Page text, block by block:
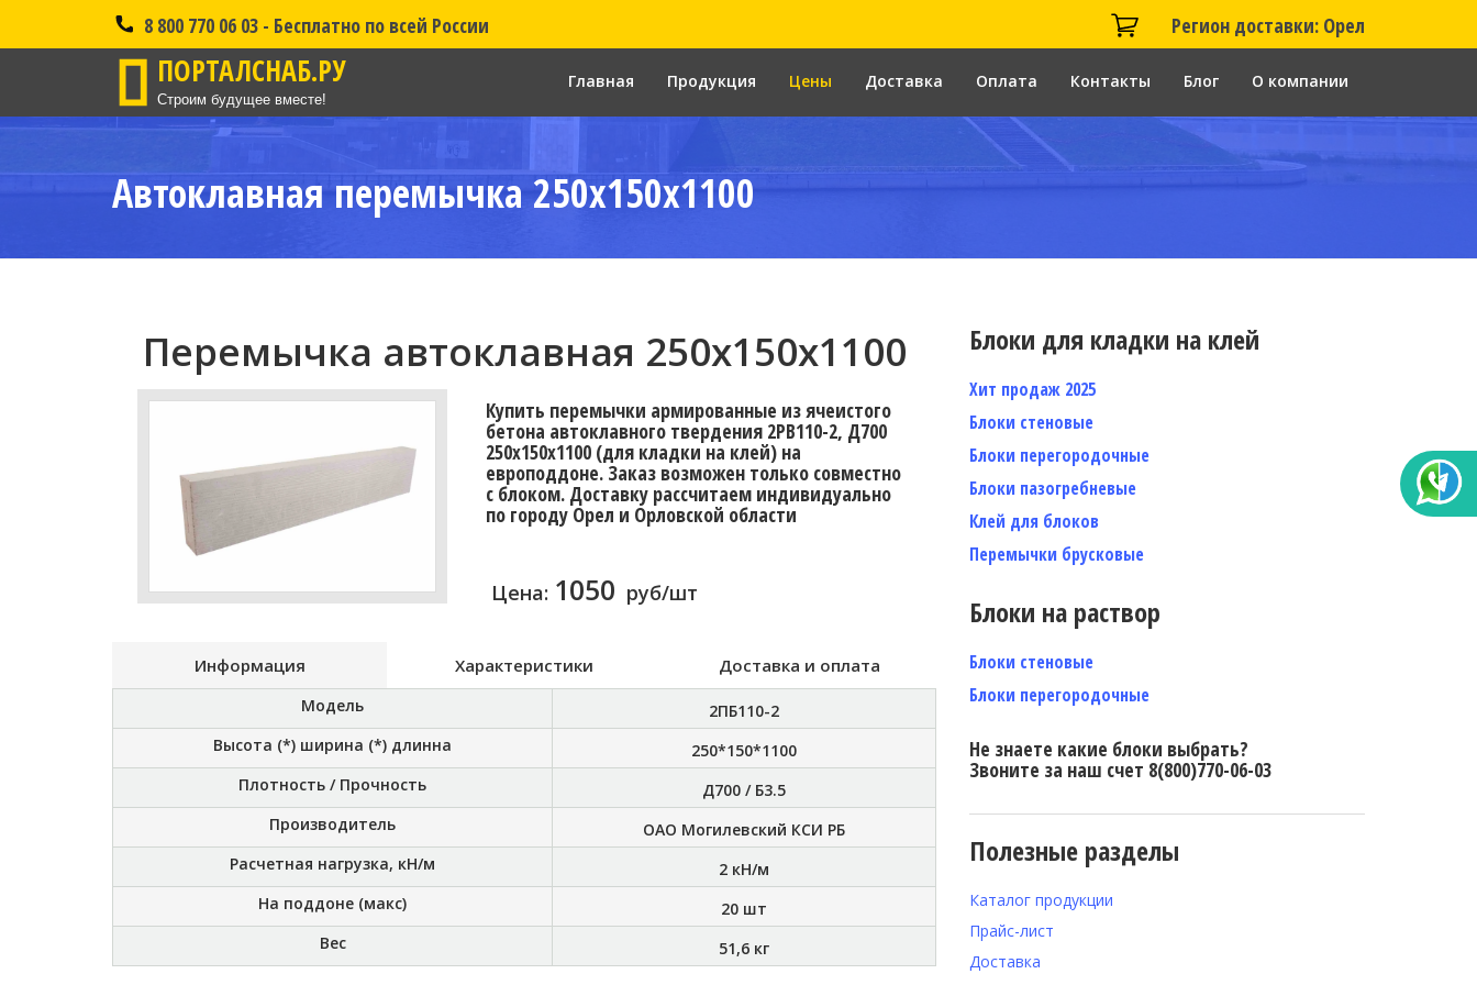
8 800 770 06 03 - Бесплатно по всей России Регион доставки: Орел
ПОРТАЛСНАБ.РУ
Строим будущее вместе!
Главная Продукция Цены Доставка Оплата Контакты Блог О компании
Автоклавная перемычка 250x150x1100
Перемычка автоклавная 250х150х1100
Купить перемычки армированные из ячеистого
бетона автоклавного твердения 2PB110-2, Д700
250х150х1100 (для кладки на клей) на
европоддоне. Заказ возможен только совместно
с блоком. Доставку рассчитаем индивидуально
по городу Орел и Орловской области
Цена: 1050 руб/шт
Информация Характеристики Доставка и оплата
Модель
2ПБ110-2
Высота (*) ширина (*) длинна
250*150*1100
Плотность / Прочность
Д700 / Б3.5
Производитель
ОАО Могилевский КСИ РБ
Расчетная нагрузка, кН/м
2 кН/м
На поддоне (макс)
20 шт
Вес
51,6 кг
Блоки для кладки на клей
Хит продаж 2025
Блоки стеновые
Блоки перегородочные
Блоки пазогребневые
Клей для блоков
Перемычки брусковые
Блоки на раствор
Блоки стеновые
Блоки перегородочные
Не знаете какие блоки выбрать?
Звоните за наш счет 8(800)770-06-03
Полезные разделы
Каталог продукции
Прайс-лист
Доставка